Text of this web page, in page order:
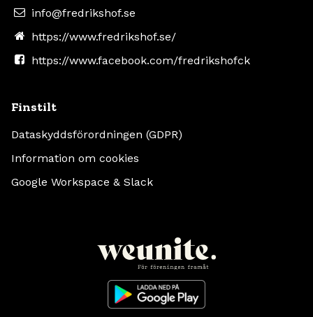
info@fredrikshof.se
https://www.fredrikshof.se/
https://www.facebook.com/fredrikshofck
Finstilt
Dataskyddsförordningen (GDPR)
Information om cookies
Google Workspace & Slack